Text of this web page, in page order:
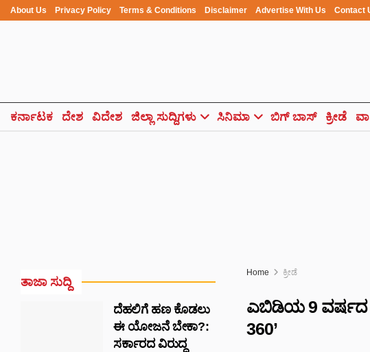
About Us Privacy Policy Terms & Conditions Disclaimer Advertise With Us Contact
ಕರ್ನಾಟಕ ದೇಶ ವಿದೇಶ ಜಿಲ್ಲಾ ಸುದ್ದಿಗಳು ಸಿನಿಮಾ ಬಿಗ್ ಬಾಸ್ ಕ್ರೀಡೆ
Home ಕ್ರೀಡೆ
ಎಬಿಡಿಯ 9 ವರ್ಷದ
360’
ತಾಜಾ ಸುದ್ದಿ
ದೆಹಲಿಗೆ ಹಣ ಕೊಡಲು
ಈ ಯೋಜನೆ ಬೇಕಾ?:
ಸರ್ಕಾರದ ವಿರುದ್ಧ